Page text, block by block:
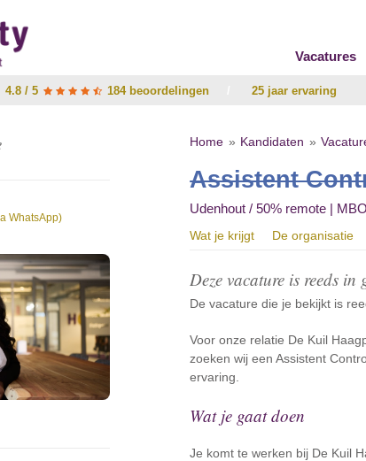
Vacatures
4.8 / 5 184 beoordelingen 25 jaar ervaring
WhatsApp)
Home Kandidaten
Assistent
Udenhout / 50% remote |
Wat je krijgt De organisatie
Deze vacature is reeds in
De vacature die je bekijkt is
Voor onze relatie De Kuil
zoeken wij een Assistent
ervaring.
Wat je gaat doen
Je komt te werken bij De Kuil